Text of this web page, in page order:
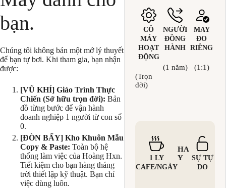
bạn.
Chúng tôi không bán một mớ lý thuyết
để bạn tự bơi. Khi tham gia, bạn nhận
được:
[VŨ KHÍ] Giáo Trình Thực
Chiến (Sở hữu trọn đời): Bản
đồ từng bước để vận hành
doanh nghiệp 1 người từ con số
0.
[ĐÒN BẨY] Kho Khuôn Mẫu
Copy & Paste: Toàn bộ hệ
thống làm việc của Hoàng Hxn.
Tiết kiệm cho bạn hàng tháng
trời thiết lập kỹ thuật. Bạn chỉ
việc dùng luôn.
CỖ
MÁY
HOẠT
ĐỘNG
(Trọn
đời)
NGƯỜI
ĐỒNG
HÀNH
(1 năm)
MAY
ĐO
RIÊNG
(1:1)
1 LY
CAFE/NGÀY
HA
Y
SỰ TỰ
DO